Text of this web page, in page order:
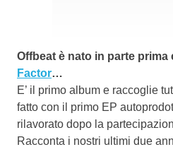
Offbeat è nato in parte prima
Factor…
E’ il primo album e raccoglie
fatto con il primo EP
rilavorato dopo la
Racconta i nostri ultimi due